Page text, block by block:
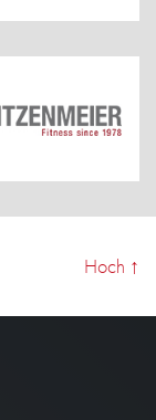
Hoch ↑